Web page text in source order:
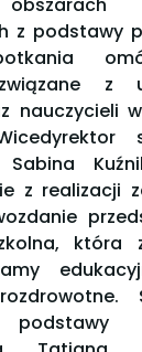
z podstawy
z
nauczycieli
z realizacji
która